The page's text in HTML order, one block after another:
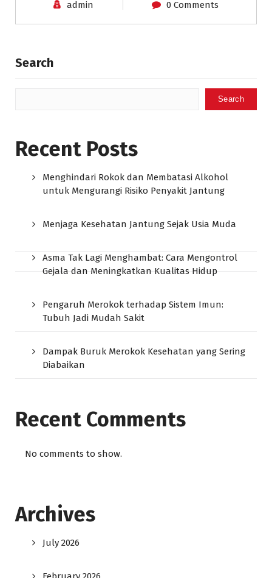
admin 0 Comments
Search
Search
Recent Posts
Menghindari Rokok dan Membatasi Alkohol
untuk Mengurangi Risiko Penyakit Jantung
Menjaga Kesehatan Jantung Sejak Usia Muda
Asma Tak Lagi Menghambat: Cara Mengontrol
Gejala dan Meningkatkan Kualitas Hidup
Pengaruh Merokok terhadap Sistem Imun:
Tubuh Jadi Mudah Sakit
Dampak Buruk Merokok Kesehatan yang Sering
Diabaikan
Recent Comments
No comments to show.
Archives
July 2026